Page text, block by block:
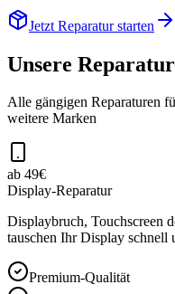
Jetzt Reparatur starten
Unsere
Alle gängigen Reparaturen
weitere Marken
ab 49€
Display-Reparatur
Displaybruch, Touchscreen
tauschen Ihr Display schnell
Premium-Qualität